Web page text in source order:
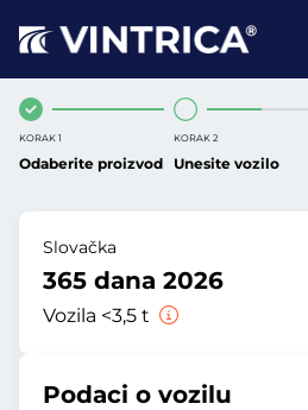
KORAK 1
Odaberite proizvod
KORAK 2
Unesite vozilo
Slovačka
365 dana 2026
Vozila <3,5 t
Podaci o vozilu